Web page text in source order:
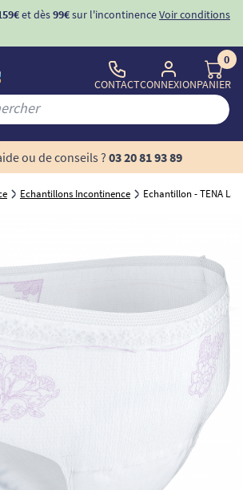
et dès99€sur l'incontinenceVoir conditions
CONTACTCONNEXION
0
PANIER
ou de conseils ? 03 20 81 93 89
Echantillons Incontinence Echantillon - TENA